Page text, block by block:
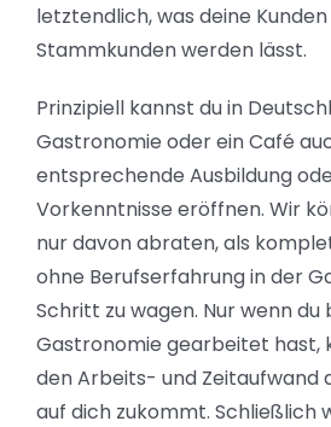
letztendlich, was deine
Stammkunden werden lässt.
Prinzipiell kannst du in
Gastronomie oder ein Café
entsprechende Ausbildung
Vorkenntnisse eröffnen. Wir
nur davon abraten, als
ohne Berufserfahrung in der
Schritt zu wagen. Nur wenn du
Gastronomie gearbeitet hast,
den Arbeits- und Zeitaufwand
auf dich zukommt. Schließlich